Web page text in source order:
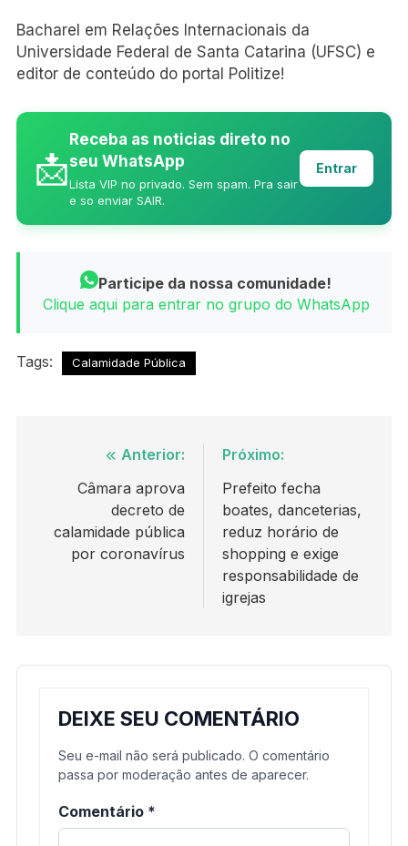
Bacharel em Relações Internacionais da
Universidade Federal de Santa Catarina (UFSC) e
editor de conteúdo do portal Politize!
📩
Receba as noticias direto no
seu WhatsApp
Lista VIP no privado. Sem spam. Pra sair
e so enviar SAIR.
Entrar
Participe da nossa comunidade!
Clique aqui para entrar no grupo do WhatsApp
Tags: Calamidade Pública
Navegação
Post
Anterior:
Câmara aprova
decreto de
calamidade pública
por coronavírus
Próximo:
Prefeito fecha
boates, danceterias,
reduz horário de
shopping e exige
responsabilidade de
igrejas
DEIXE SEU COMENTÁRIO
Seu e-mail não será publicado. O comentário
passa por moderação antes de aparecer.
Comentário *